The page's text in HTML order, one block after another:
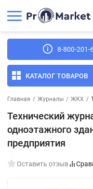
8-800-201-
КАТАЛОГ ТОВАРОВ
Главная / Журналы / ЖКХ /
Технический
одноэтажного
предприятия
Оставить отзыв